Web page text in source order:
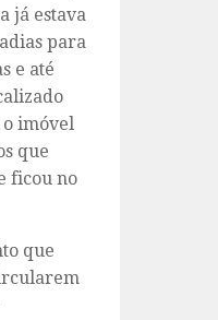
já estava
para
e até
o imóvel
que
ficou no
que